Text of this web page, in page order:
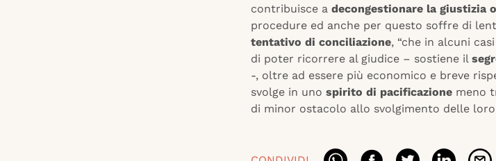
contribuisce a decongestionare la giustizia
procedure ed anche per questo soffre di
tentativo di conciliazione, “che in alcuni
di poter ricorrere al giudice – sostiene il
-, oltre ad essere più economico e breve
svolge in uno spirito di pacificazione meno
di minor ostacolo allo svolgimento delle